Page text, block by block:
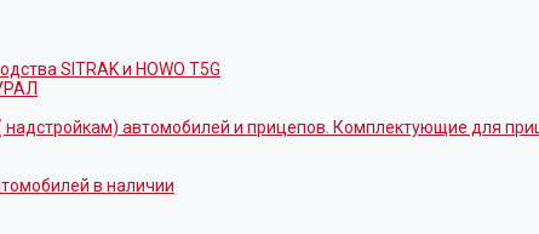
SITRAK и HOWO T5G
надстройкам) автомобилей и прицепов. Комплектующие для
в наличии